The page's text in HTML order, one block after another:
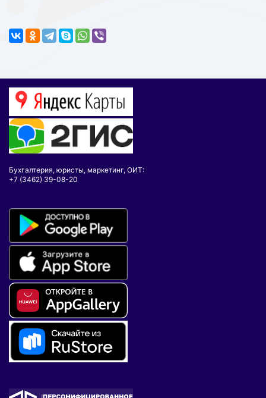
Бухгалтерия, юристы, маркетинг, ОИТ:
+7 (3462) 39-08-20